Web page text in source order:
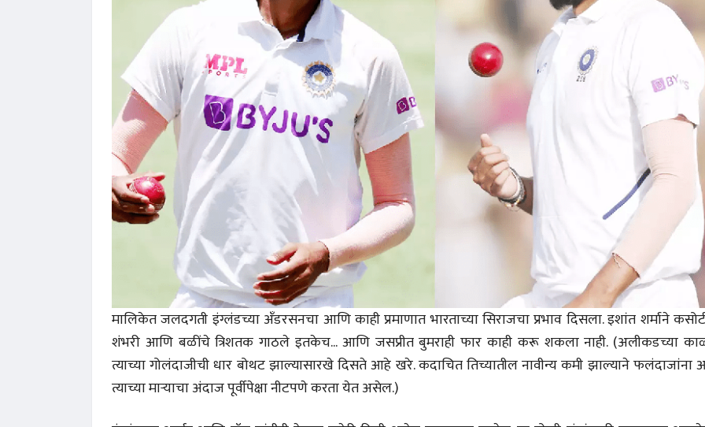
मालिकेत जलदगती इंग्लंडच्या अँडरसनचा आणि काही प्रमाणात भारताच्या सिराजचा प्रभाव दिसला. इशांत शर्माने
शंभरी आणि बळींचे त्रिशतक गाठले इतकेच... आणि जसप्रीत बुमराही फार काही करू शकला नाही. (अलीकडच्या
त्याच्या गोलंदाजीची धार बोथट झाल्यासारखे दिसते आहे खरे. कदाचित तिच्यातील नावीन्य कमी झाल्याने फलंदाजांना
त्याच्या माऱ्याचा अंदाज पूर्वीपेक्षा नीटपणे करता येत असेल.)
धार्मिक व सामाजिक सुधारणा हे पुस्तक खरेदी
करण्यासाठी येथे क्लिक करा.
भारतीय अर्थकारणावरील निबंध हे पुस्तक
खरेदी करण्यासाठी येथे क्लिक करा.
चीन भेटीतील भाषणे - रवींद्रनाथ टागोर
(अनुवाद सानिया कर्णिक )